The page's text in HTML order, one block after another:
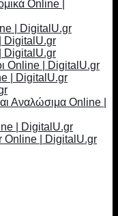
Online |
| DigitalU.gr
DigitalU.gr
DigitalU.gr
Online | DigitalU.gr
| DigitalU.gr
Αναλώσιμα Online |
| DigitalU.gr
Online | DigitalU.gr